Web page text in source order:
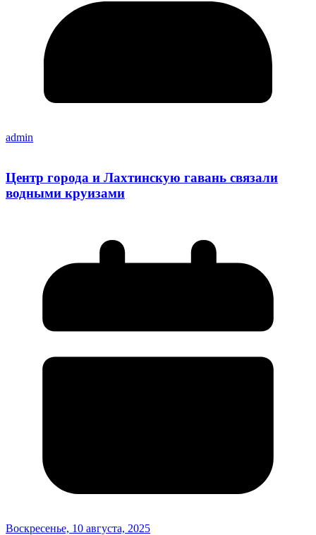
admin
Центр города и Лахтинскую гавань связали
водными круизами
Воскресенье, 10 августа, 2025